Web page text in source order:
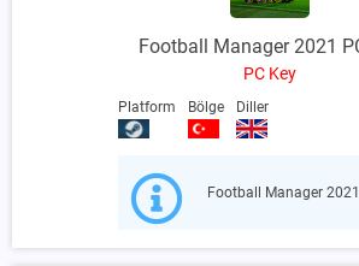
Football Manager 2021
PC Key
Platform Bölge Diller
Football Manager